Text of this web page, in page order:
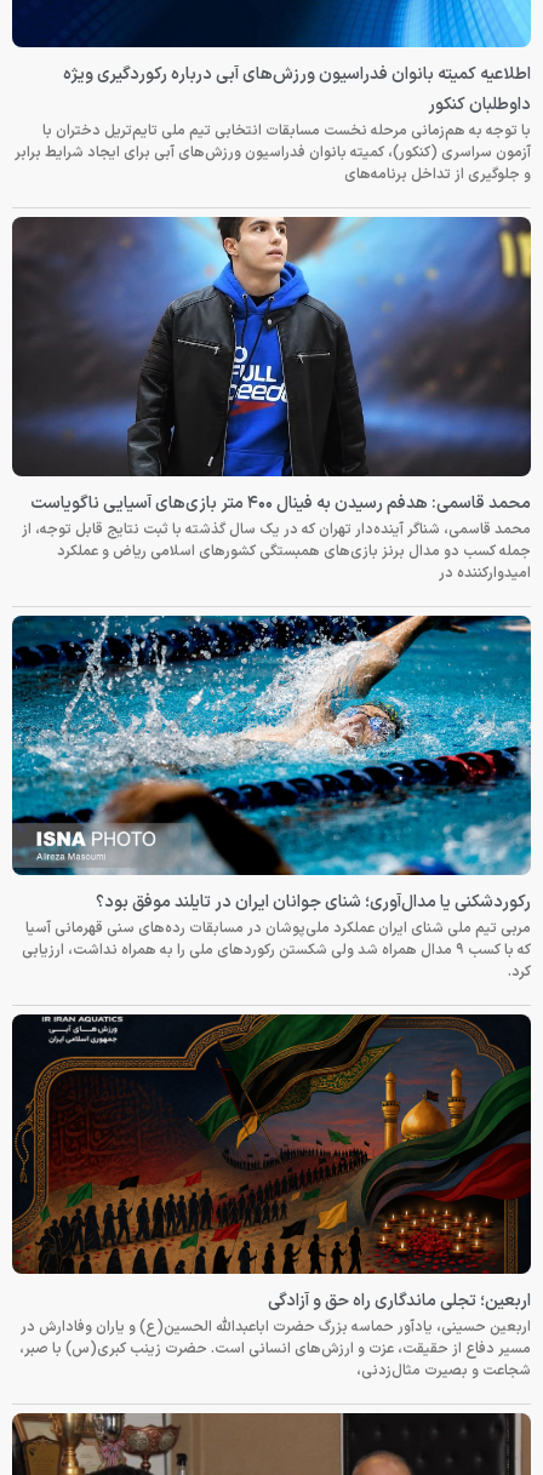
اطلاعیه کمیته بانوان فدراسیون ورزش‌های آبی درباره رکوردگیری ویژه
داوطلبان کنکور
با توجه به هم‌زمانی مرحله نخست مسابقات انتخابی تیم ملی تایم‌تریل دختران با
آزمون سراسری (کنکور)، کمیته بانوان فدراسیون ورزش‌های آبی برای ایجاد شرایط برابر
و جلوگیری از تداخل برنامه‌های
محمد قاسمی: هدفم رسیدن به فینال ۴۰۰ متر بازی‌های آسیایی ناگویاست
محمد قاسمی، شناگر آینده‌دار تهران که در یک سال گذشته با ثبت نتایج قابل توجه، از
جمله کسب دو مدال برنز بازی‌های همبستگی کشورهای اسلامی ریاض و عملکرد
امیدوارکننده در
رکوردشکنی یا مدال‌آوری؛ شنای جوانان ایران در تایلند موفق بود؟
مربی تیم ملی شنای ایران عملکرد ملی‌پوشان در مسابقات رده‌های سنی قهرمانی آسیا
که با کسب ۹ مدال همراه شد ولی شکستن رکوردهای ملی را به همراه نداشت، ارزیابی
کرد.
اربعین؛ تجلی ماندگاری راه حق و آزادگی
اربعین حسینی، یادآور حماسه بزرگ حضرت اباعبدالله الحسین(ع) و یاران وفادارش در
مسیر دفاع از حقیقت، عزت و ارزش‌های انسانی است. حضرت زینب کبری(س) با صبر،
شجاعت و بصیرت مثال‌زدنی،